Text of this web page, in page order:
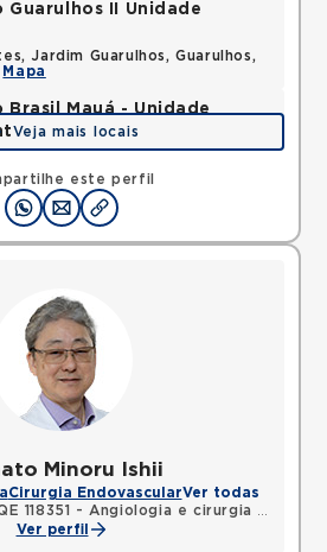
este perfil
Guarulhos II Unidade
Jardim Guarulhos, Guarulhos,
Mapa
Brasil Mauá - Unidade
Vila Bocaina, Maua, SP,
Veja mais locais
Minoru Ishii
Cirurgia EndovascularVer todas
118351 - Angiologia e cirurgia vascular
Ver perfil